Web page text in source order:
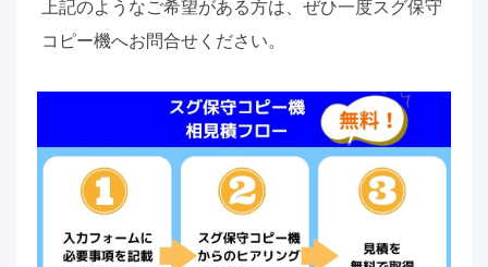
上記のようなご希望がある方は、ぜひ一度スグ保守
コピー機へお問合せください。